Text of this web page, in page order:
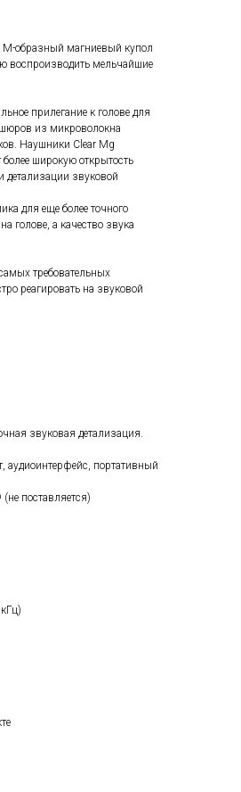
M-образный магниевый купол
воспроизводить мельчайшие
прилегание к голове для
из микроволокна
Наушники Clear Mg
широкую открытость
детализации звуковой
для еще более точного
голове, а качество звука
требовательных
реагировать на звуковой
звуковая детализация.
аудиоинтерфейс, портативный
поставляется)